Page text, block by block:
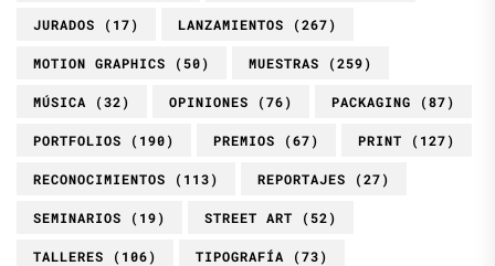
JURADOS (17) LANZAMIENTOS (267)
MOTION GRAPHICS (50) MUESTRAS (259)
MÚSICA (32) OPINIONES (76) PACKAGING (87)
PORTFOLIOS (190) PREMIOS (67) PRINT (127)
RECONOCIMIENTOS (113) REPORTAJES (27)
SEMINARIOS (19) STREET ART (52)
TALLERES (106) TIPOGRAFÍA (73)